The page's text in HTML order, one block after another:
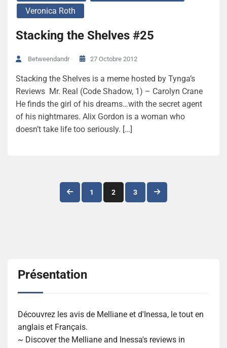
Veronica Roth
Stacking the Shelves #25
Betweendandr 27 Octobre 2012
Stacking the Shelves is a meme hosted by Tynga’s
Reviews Mr. Real (Code Shadow, 1) – Carolyn Crane
He finds the girl of his dreams…with the secret agent
of his nightmares. Alix Gordon is a woman who
doesn’t take life too seriously. […]
Navigation
1 2 3
Présentation
Découvrez les avis de Melliane et d'Inessa, le tout en
anglais et Français.
~ Discover the Melliane and Inessa's reviews in